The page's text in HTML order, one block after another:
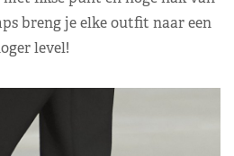
breng je elke outfit naar een
level!